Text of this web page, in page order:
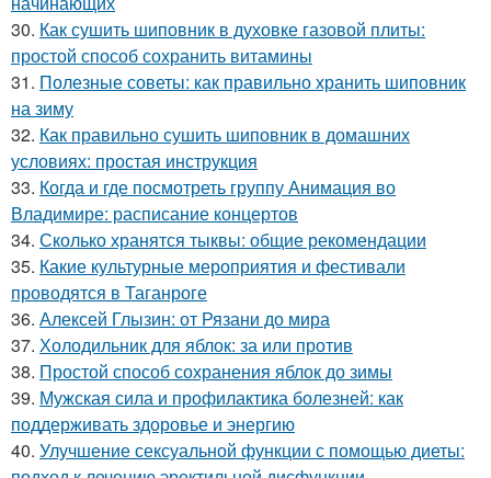
30. Как сушить шиповник в духовке газовой плиты:
простой способ сохранить витамины
31. Полезные советы: как правильно хранить шиповник
на зиму
32. Как правильно сушить шиповник в домашних
условиях: простая инструкция
33. Когда и где посмотреть группу Анимация во
Владимире: расписание концертов
34. Сколько хранятся тыквы: общие рекомендации
35. Какие культурные мероприятия и фестивали
проводятся в Таганроге
36. Алексей Глызин: от Рязани до мира
37. Холодильник для яблок: за или против
38. Простой способ сохранения яблок до зимы
39. Мужская сила и профилактика болезней: как
поддерживать здоровье и энергию
40. Улучшение сексуальной функции с помощью диеты: